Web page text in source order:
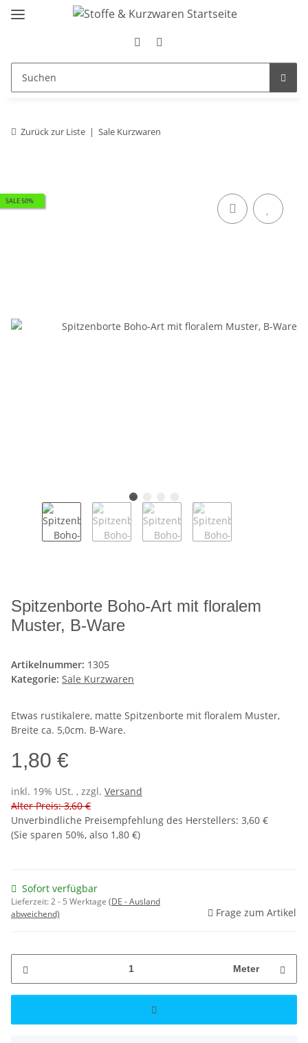
Zurück zur Liste Sale Kurzwaren
SALE 50%
Spitzenborte Boho-Art mit floralem
Muster, B-Ware
Artikelnummer: 1305
Kategorie: Sale Kurzwaren
Etwas rustikalere, matte Spitzenborte mit floralem Muster,
Breite ca. 5,0cm. B-Ware.
1,80 €
inkl. 19% USt. , zzgl. Versand
Alter Preis: 3,60 €
Unverbindliche Preisempfehlung des Herstellers: 3,60 €
(Sie sparen 50%, also 1,80 €)
Sofort verfügbar
Lieferzeit:2 - 5 Werktage (DE - Ausland
abweichend)
Frage zum Artikel
Meter